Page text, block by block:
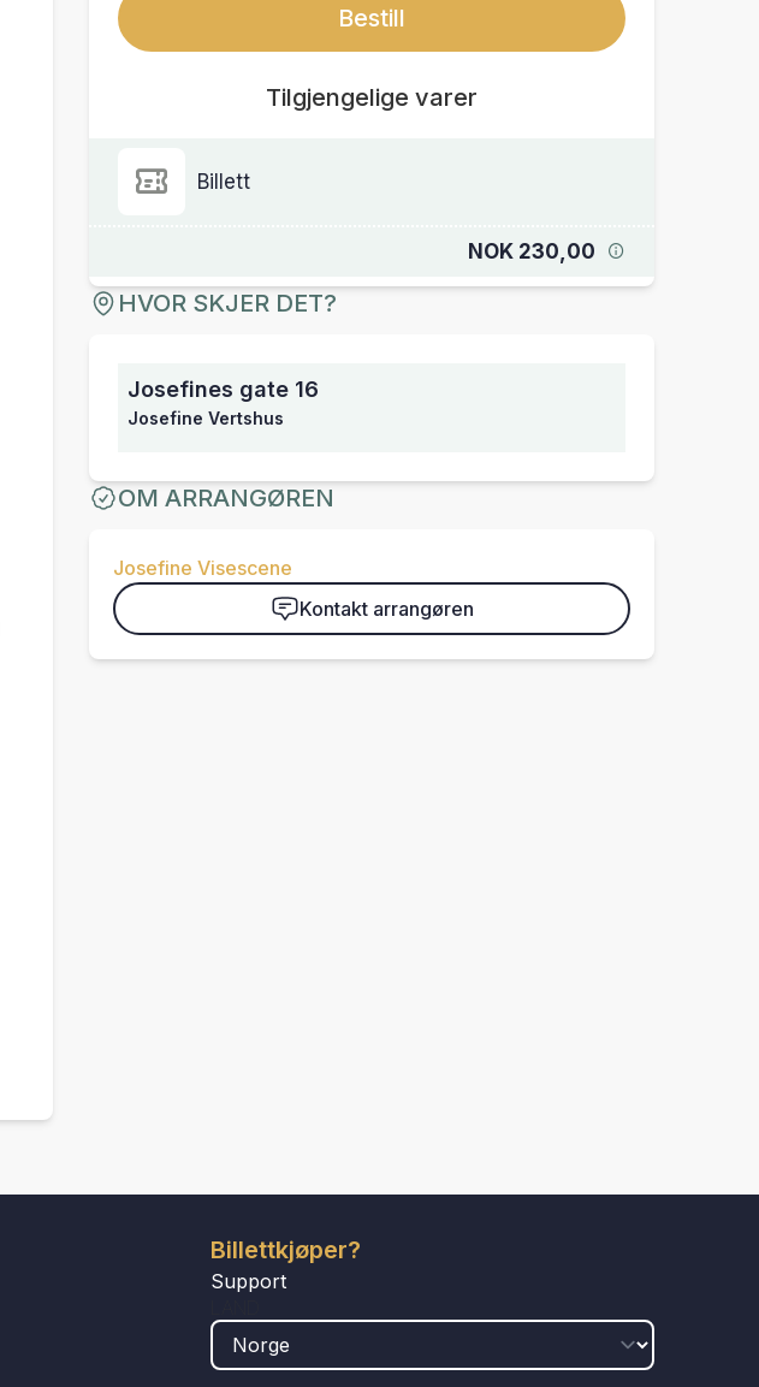
Bestill
Tilgjengelige varer
Billett
NOK 230,00
HVOR SKJER DET?
Josefines gate 16
Josefine Vertshus
OM ARRANGØREN
Josefine Visescene
Kontakt arrangøren
Billettkjøper?
Support